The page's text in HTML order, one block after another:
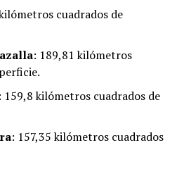
cuadrados de
: 189,81 kilómetros
159,8 kilómetros cuadrados de
: 157,35 kilómetros cuadrados